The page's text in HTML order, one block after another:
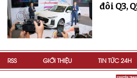
đôi Q3,
RSS GIỚI THIỆU TIN TỨC 24H